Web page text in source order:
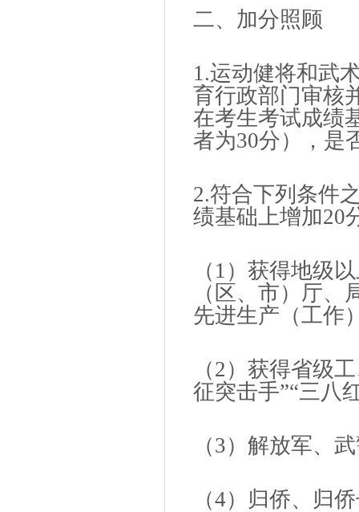
二、加分照顾
1.运动健将和武
育行政部门审核
在考生考试成绩
者为30分），是
2.符合下列条件
绩基础上增加20
（1）获得地级
（区、市）厅
先进生产（工作
（2）获得省级
征突击手”“三八
（3）解放军、
（4）归侨、归